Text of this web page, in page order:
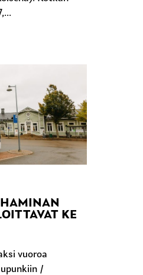
HAMINAN
KE
vuoroa
/